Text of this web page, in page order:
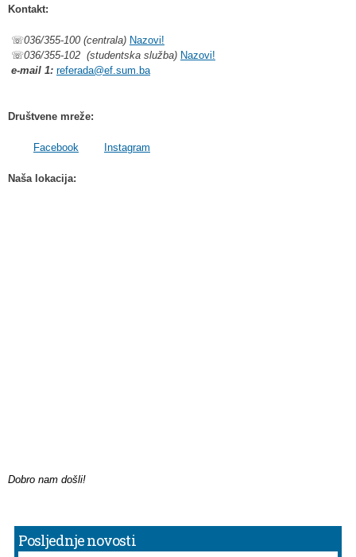
Kontakt:
☏036/355-100 (centrala) Nazovi!
☏036/355-102 (studentska služba) Nazovi!
e-mail 1: referada@ef.sum.ba
Društvene mreže:
Facebook Instagram
Naša lokacija:
Dobro nam došli!
Posljednje novosti